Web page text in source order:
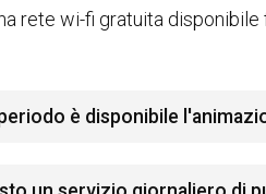
rete wi-fi gratuita
è disponibile